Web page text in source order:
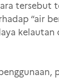
“air